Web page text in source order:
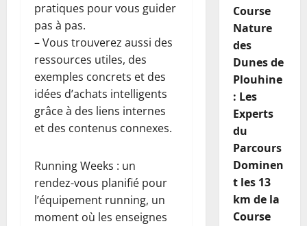
pratiques pour vous guider
pas à pas.
– Vous trouverez aussi des
ressources utiles, des
exemples concrets et des
idées d’achats intelligents
grâce à des liens internes
et des contenus connexes.
Running Weeks : un
rendez-vous planifié pour
l’équipement running, un
moment où les enseignes
Course
Nature
des
Dunes de
Plouhine
: Les
Experts
du
Parcours
Dominen
t les 13
km de la
Course